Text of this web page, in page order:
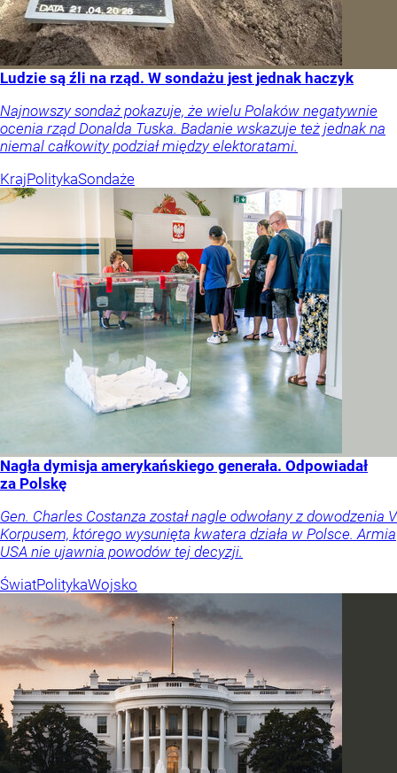
Ludzie są źli na rząd. W sondażu jest jednak haczyk
Najnowszy sondaż pokazuje, że wielu Polaków negatywnie
ocenia rząd Donalda Tuska. Badanie wskazuje też jednak na
niemal całkowity podział między elektoratami.
KrajPolitykaSondaże
Nagła dymisja amerykańskiego generała. Odpowiadał
za Polskę
Gen. Charles Costanza został nagle odwołany z dowodzenia V
Korpusem, którego wysunięta kwatera działa w Polsce. Armia
USA nie ujawnia powodów tej decyzji.
ŚwiatPolitykaWojsko